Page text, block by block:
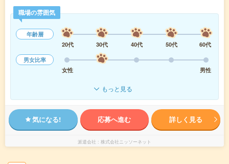
職場の雰囲気
年齢層
20代
30代 40代 50代
60代
男女比率
女性
男性
もっと見る
気になる! 応募へ進む 詳しく見る
派遣会社 株式会社ニッソーネット